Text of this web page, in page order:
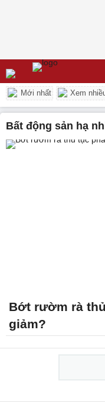
Mới nhất Xem
bất động sản hạ
Bớt rườm rà
giảm?